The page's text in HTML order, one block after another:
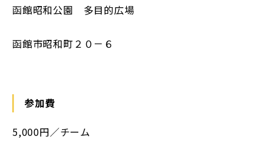
函館昭和公園 多目的広場
函館市昭和町２０－６
参加費
5,000円／チーム